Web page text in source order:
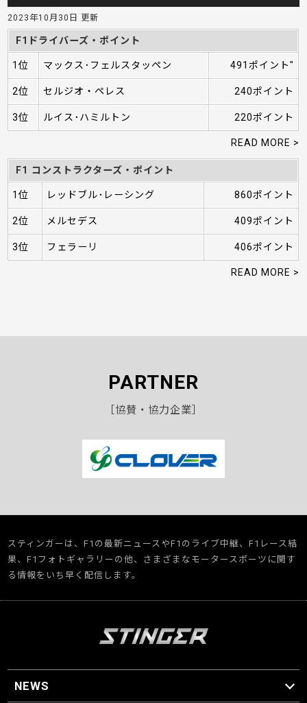
2023年10月30日 更新
F1ドライバーズ・ポイント
1位 マックス･フェルスタッペン 491ポイント"
2位 セルジオ・ペレス 240ポイント
3位 ルイス･ハミルトン 220ポイント
READ MORE >
F1 コンストラクターズ・ポイント
1位 レッドブル･レーシング 860ポイント
2位 メルセデス 409ポイント
3位 フェラーリ 406ポイント
READ MORE >
PARTNER
［協賛・協力企業］
スティンガーは、F1の最新ニュースやF1のライブ中継、F1レース結
果、F1フォトギャラリーの他、さまざまなモータースポーツに関す
る情報をいち早く配信します。
NEWS